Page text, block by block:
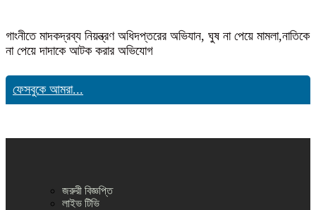
গাংনীতে মাদকদ্রব্য নিয়ন্ত্রণ অধিদপ্তরের অভিযান, ঘুষ না পেয়ে মামলা,নাতিকে
না পেয়ে দাদাকে আটক করার অভিযোগ
ফেসবুকে আমরা...
জরুরী বিজ্ঞপ্তি
লাইভ টিভি